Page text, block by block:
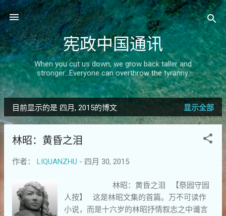
跳至主要内容
宪政中国通讯
When you cut us down, we grow back taller and
stronger...Everyone can overthrow the tyranny.
博
文
目前显示的是 四月, 2015的博文 显示全部
林昭：黄昏之泪
作者： LIQUANZHU - 四月 30, 2015
林昭：黄昏之泪 【祭园守园
人按】 这是林昭文集的首篇。万不可读作
小说，而是十六岁的林昭抒情叙志之中谶言